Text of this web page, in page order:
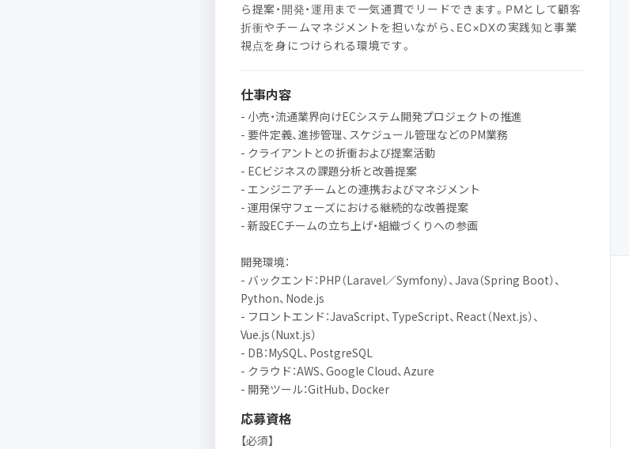
ら提案・開発・運用まで一気通貫でリードできます。PMとして顧客
折衝やチームマネジメントを担いながら、EC×DXの実践知と事業
視点を身につけられる環境です。
仕事内容
- 小売・流通業界向けECシステム開発プロジェクトの推進
- 要件定義、進捗管理、スケジュール管理などのPM業務
- クライアントとの折衝および提案活動
- ECビジネスの課題分析と改善提案
- エンジニアチームとの連携およびマネジメント
- 運用保守フェーズにおける継続的な改善提案
- 新設ECチームの立ち上げ・組織づくりへの参画
開発環境：
- バックエンド：PHP（Laravel／Symfony）、Java（Spring Boot）、
Python、Node.js
- フロントエンド：JavaScript、TypeScript、React（Next.js）、
Vue.js（Nuxt.js）
- DB：MySQL、PostgreSQL
- クラウド：AWS、Google Cloud、Azure
- 開発ツール：GitHub、Docker
応募資格
【必須】